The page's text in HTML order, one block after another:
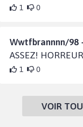
1 0
Wwtfbrannnn/98
ASSEZ!
1 0
VOIR